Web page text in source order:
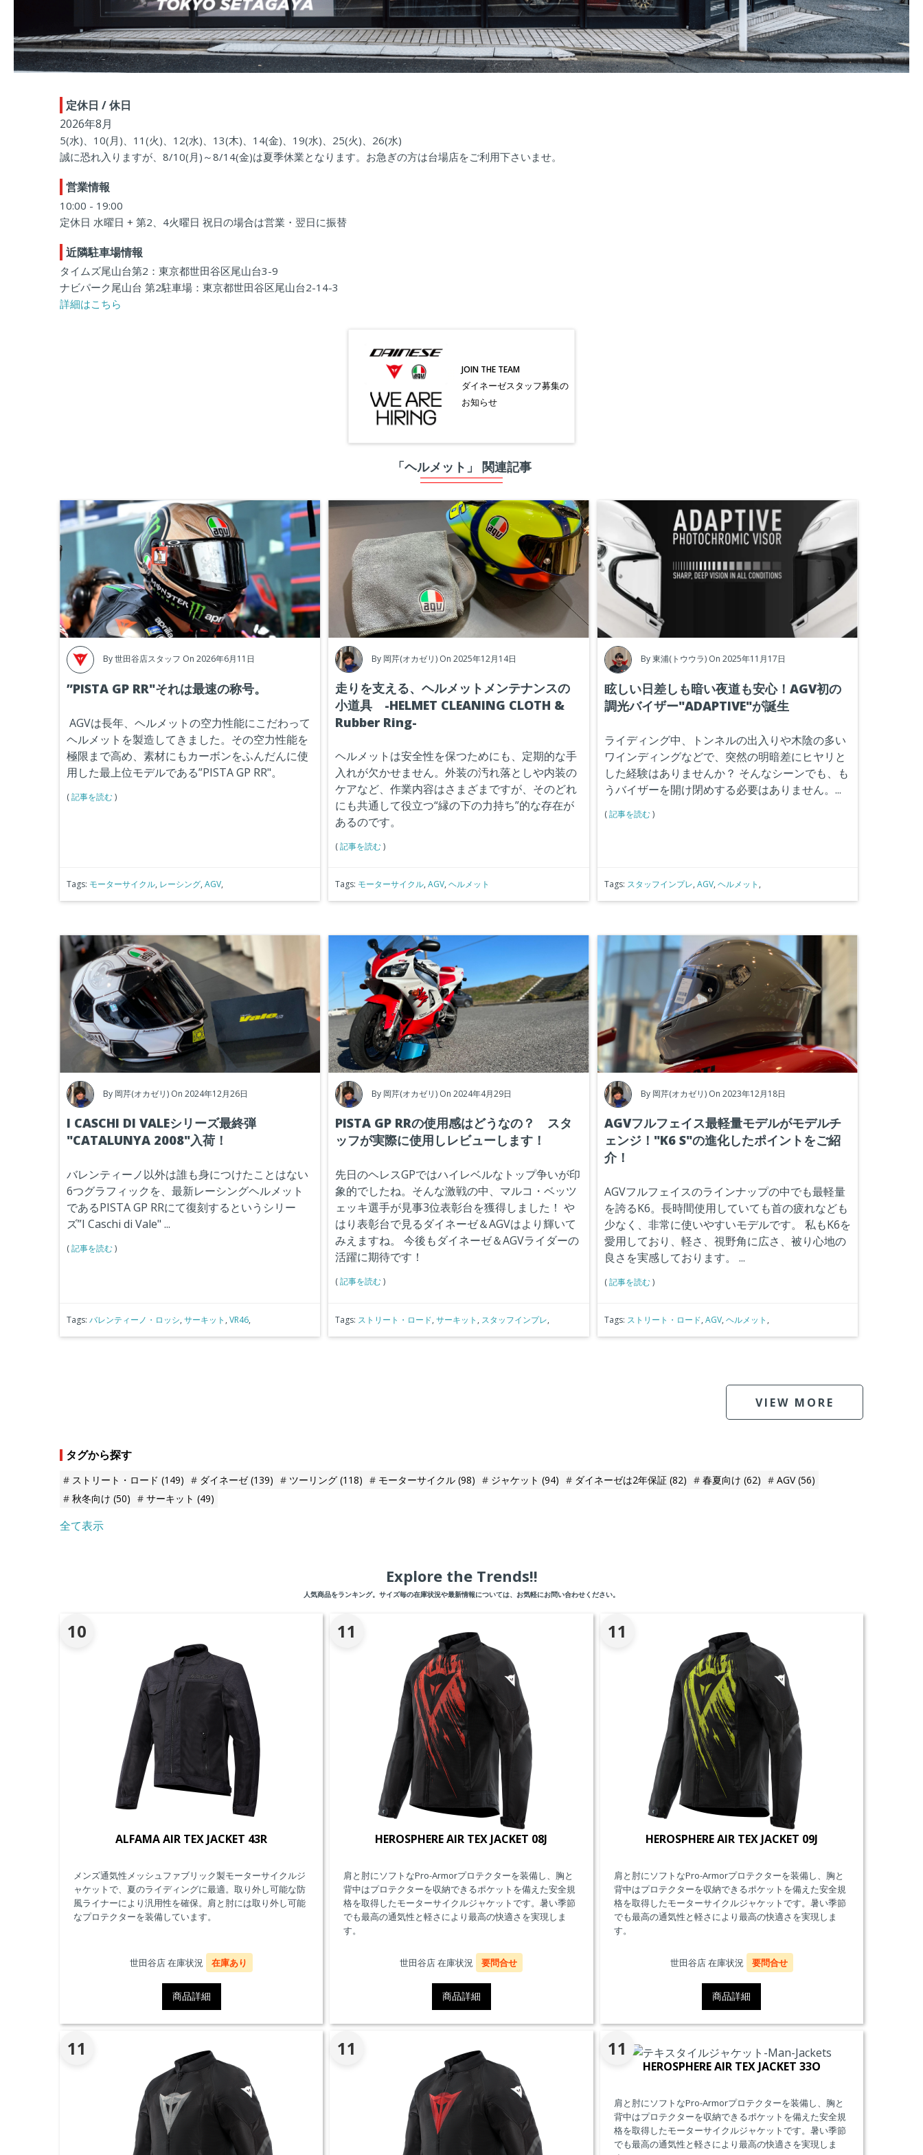
定休日 / 休日
2026年8月
5(水)、10(月)、11(火)、12(水)、13(木)、14(金)、19(水)、25(火)、26(水)
誠に恐れ入りますが、8/10(月)～8/14(金)は夏季休業となります。お急ぎの方は台場店をご利用下さいませ。
営業情報
10:00 - 19:00
定休日 水曜日 + 第2、4火曜日 祝日の場合は営業・翌日に振替
近隣駐車場情報
タイムズ尾山台第2：東京都世田谷区尾山台3-9
ナビパーク尾山台 第2駐車場：東京都世田谷区尾山台2-14-3
詳細はこちら
JOIN THE TEAM
ダイネーゼスタッフ募集の
お知らせ
「ヘルメット」 関連記事
By世田谷店スタッフ On 2026年6月11日
”PISTA GP RR"それは最速の称号。
AGVは長年、ヘルメットの空力性能にこだわって
ヘルメットを製造してきました。その空力性能を
極限まで高め、素材にもカーボンをふんだんに使
用した最上位モデルである”PISTA GP RR"。
(記事を読む)
Tags: モーターサイクル, レーシング, AGV,
By 岡芹(オカゼリ) On 2025年12月14日
走りを支える、ヘルメットメンテナンスの
小道具 -HELMET CLEANING CLOTH &
Rubber Ring-
ヘルメットは安全性を保つためにも、定期的な手
入れが欠かせません。外装の汚れ落としや内装の
ケアなど、作業内容はさまざまですが、そのどれ
にも共通して役立つ“縁の下の力持ち”的な存在が
あるのです。
(記事を読む)
Tags: モーターサイクル,AGV,ヘルメット
By東浦(トウウラ) On 2025年11月17日
眩しい日差しも暗い夜道も安心！AGV初の
調光バイザー"ADAPTIVE"が誕生
ライディング中、トンネルの出入りや木陰の多い
ワインディングなどで、突然の明暗差にヒヤリと
した経験はありませんか？ そんなシーンでも、も
うバイザーを開け閉めする必要はありません。...
(記事を読む)
Tags: スタッフインプレ, AGV, ヘルメット ,
By 岡芹(オカゼリ) On 2024年12月26日
I CASCHI DI VALEシリーズ最終弾
"CATALUNYA 2008"入荷！
バレンティーノ以外は誰も身につけたことはない
6つグラフィックを、最新レーシングヘルメット
であるPISTA GP RRにて復刻するというシリー
ズ”I Caschi di Vale" ...
(記事を読む)
Tags: バレンティーノ・ロッシ, サーキット , VR46,
By 岡芹(オカゼリ) On 2024年4月29日
PISTA GP RRの使用感はどうなの？ スタ
ッフが実際に使用しレビューします！
先日のヘレスGPではハイレベルなトップ争いが印
象的でしたね。そんな激戦の中、マルコ・ベッツ
ェッキ選手が見事3位表彰台を獲得しました！ や
はり表彰台で見るダイネーゼ＆AGVはより輝いて
みえますね。
今後もダイネーゼ＆AGVライダーの
活躍に期待です！
(記事を読む)
Tags: ストリート・ロード,サーキット , スタッフインプレ,
By 岡芹(オカゼリ) On 2023年12月18日
AGVフルフェイス最軽量モデルがモデルチ
ェンジ！"K6 S"の進化したポイントをご紹
介！
AGVフルフェイスのラインナップの中でも最軽量
を誇るK6。長時間使用していても首の疲れなども
少なく、非常に使いやすいモデルです。
私もK6を
愛用しており、軽さ、視野角に広さ、被り心地の
良さを実感しております。
...
(記事を読む)
Tags: ストリート・ロード, AGV, ヘルメット ,
VIEW MORE
タグから探す
ストリート・ロード (149) ダイネーゼ(139) ツーリング (118) モーターサイクル (98) ジャケット (94) ダイネーゼは2年保証 (82) 春夏向け (62) AGV(56)
秋冬向け (50) サーキット (49)
全て表示
Explore the Trends!!
人気商品をランキング。サイズ毎の在庫状況や最新情報については、お気軽にお問い合わせください。
10
ALFAMA AIR TEX JACKET 43R
メンズ通気性メッシュファブリック製モーターサイクルジ
ャケットで、夏のライディングに最適。取り外し可能な防
風ライナーにより汎用性を確保。肩と肘には取り外し可能
なプロテクターを装備しています。
世田谷店 在庫状況 在庫あり
商品詳細
11
HEROSPHERE AIR TEX JACKET 08J
肩と肘にソフトなPro-Armorプロテクターを装備し、胸と
背中はプロテクターを収納できるポケットを備えた安全規
格を取得したモーターサイクルジャケットです。暑い季節
でも最高の通気性と軽さにより最高の快適さを実現しま
す。
世田谷店 在庫状況 要問合せ
商品詳細
11
HEROSPHERE AIR TEX JACKET 09J
肩と肘にソフトなPro-Armorプロテクターを装備し、胸と
背中はプロテクターを収納できるポケットを備えた安全規
格を取得したモーターサイクルジャケットです。暑い季節
でも最高の通気性と軽さにより最高の快適さを実現しま
す。
世田谷店 在庫状況 要問合せ
商品詳細
11 11 11
HEROSPHERE AIR TEX JACKET 33O
肩と肘にソフトなPro-Armorプロテクターを装備し、胸と
背中はプロテクターを収納できるポケットを備えた安全規
格を取得したモーターサイクルジャケットです。暑い季節
でも最高の通気性と軽さにより最高の快適さを実現しま